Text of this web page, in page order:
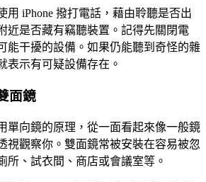
用 iPhone 撥打電話，藉由聆聽是否出
近是否藏有竊聽裝置。記得先關閉電
能干擾的設備。如果仍能聽到奇怪的雜
表示有可疑設備存在。
面鏡
單向鏡的原理，從一面看起來像一般鏡
視觀察你。雙面鏡常被安裝在容易被忽
所、試衣間、商店或會議室等。